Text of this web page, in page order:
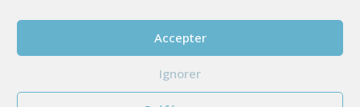
Accepter
Ignorer
REJOIGNEZ NOUS